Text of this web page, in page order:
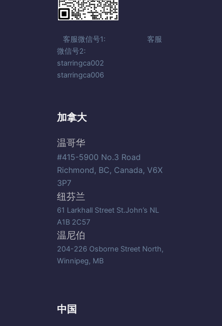
客服微信号1: 客服
微信号2:
starringca002
starringca006
加拿大
温哥华
#415-5900 No.3 Road
Richmond, BC, Canada, V6X
3P7
纽芬兰
61 Larkhall Street St.John’s NL
A1B 2C57
温尼伯
204-226 Osborne Street North,
Winnipeg, MB
中国